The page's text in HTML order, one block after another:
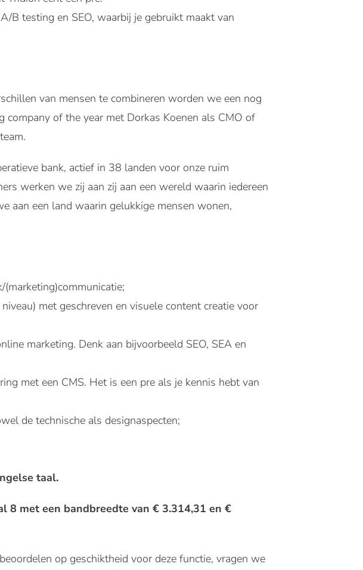
B testing en SEO, waarbij je gebruikt maakt van
van mensen te combineren worden we een nog
company of the year met Dorkas Koenen als CMO of
bank, actief in 38 landen voor onze ruim
werken we zij aan zij aan een wereld waarin iedereen
aan een land waarin gelukkige mensen wonen,
met geschreven en visuele content creatie voor
marketing. Denk aan bijvoorbeeld SEO, SEA en
met een CMS. Het is een pre als je kennis hebt van
de technische als designaspecten;
taal.
8 met een bandbreedte van € 3.314,31 en €
op geschiktheid voor deze functie, vragen we